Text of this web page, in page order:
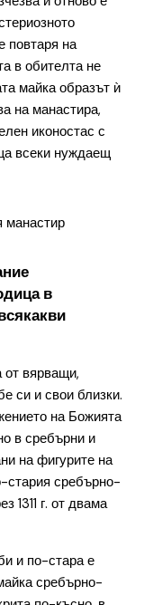
повтаря на
в обителта не
майка образът ѝ
на манастира,
иконостас с
всеки нуждаещ
в
от вярващи,
си и свои близки.
на Божията
в сребърни и
на фигурите на
стария сребърно-
1311 г. от двама
и по-стара е
сребърно-